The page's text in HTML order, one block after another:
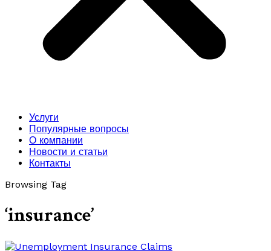
Услуги
Популярные вопросы
О компании
Новости и статьи
Контакты
Browsing Tag
‘insurance’